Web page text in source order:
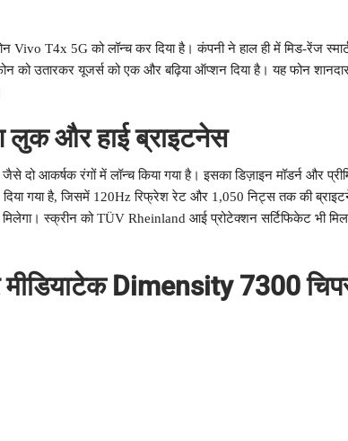
Vivo T4x 5G को लॉन्च कर दिया है। कंपनी ने हाल ही में मिड-रेंज
उतारकर यूजर्स को एक और बढ़िया ऑप्शन दिया है। यह फोन
लुक और हाई ब्राइटनेस
दो आकर्षक रंगों में लॉन्च किया गया है। इसका डिज़ाइन मॉडर्न और
गया है, जिसमें 120Hz रिफ्रेश रेट और 1,050 निट्स तक की
स्क्रीन को TÜV Rheinland आई प्रोटेक्शन सर्टिफिकेट भी
मीडियाटेक Dimensity 7300